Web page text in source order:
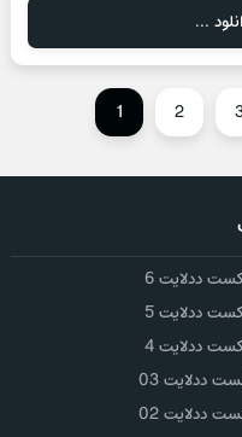
...
1 2
ددلایت 6
ددلایت 5
ددلایت 4
ددلایت 03
ددلایت 02